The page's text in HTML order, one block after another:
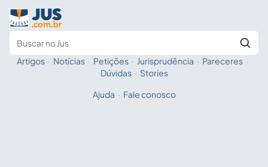
Fale com a IA
Artigos · Notícias · Petições · Jurisprudência · Pareceres ·
Dúvidas · Stories
Ajuda · Fale conosco